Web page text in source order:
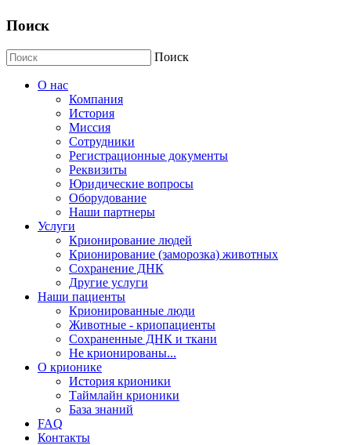
Поиск
Поиск
О нас
Компания
История
Миссия
Сотрудники
Регистрационные документы
Реквизиты
Юридические вопросы
Оборудование
Наши партнеры
Услуги
Крионирование людей
Крионирование (заморозка) животных
Сохранение ДНК
Другие услуги
Наши пациенты
Крионированные люди
Животные - криопациенты
Сохраненные ДНК и ткани
Не крионированы...
О крионике
История крионики
Таймлайн крионики
База знаний
FAQ
Контакты